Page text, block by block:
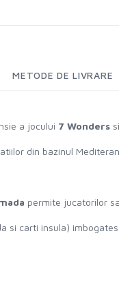
METODE DE LIVRARE
a jocului 7 Wonders
din bazinul
permite jucatorilor
si carti insula)